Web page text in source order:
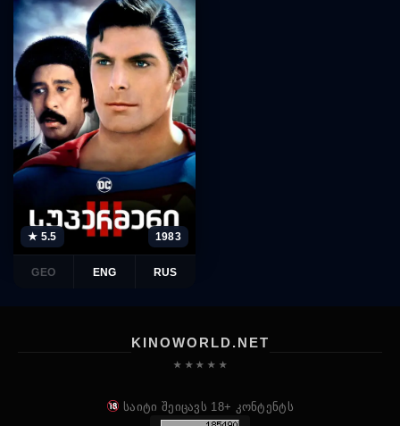
★ 5.5 1983
GEO ENG RUS
KINOWORLD.NET
★ ★ ★ ★ ★
საიტი შეიცავს 18+ კონტენტს